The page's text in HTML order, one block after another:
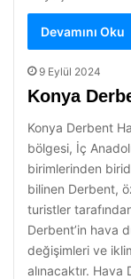
Devamını Oku
9 Eylül 2024
Konya
Konya Derbent
bölgesi, İç
birimlerinden
bilinen Derbent,
turistler
Derbent’in hava
değişimleri ve
alınacaktır.